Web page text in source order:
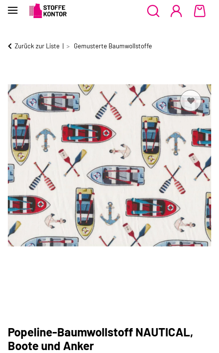
Zurück zur Liste Gemusterte Baumwollstoffe
Popeline-Baumwollstoff NAUTICAL,
Boote und Anker